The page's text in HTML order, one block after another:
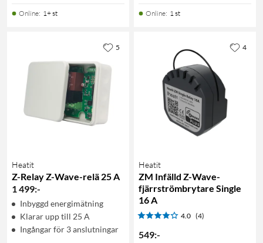
Online: 1+ st Online: 1 st
Heatit
Z-Relay Z-Wave-relä 25 A
1 499:-
Inbyggd energimätning
Klarar upp till 25 A
Ingångar för 3 anslutningar
5
Heatit
ZM Infälld Z-Wave-
fjärrströmbrytare Single
16 A
4.0 (4)
549:-
4